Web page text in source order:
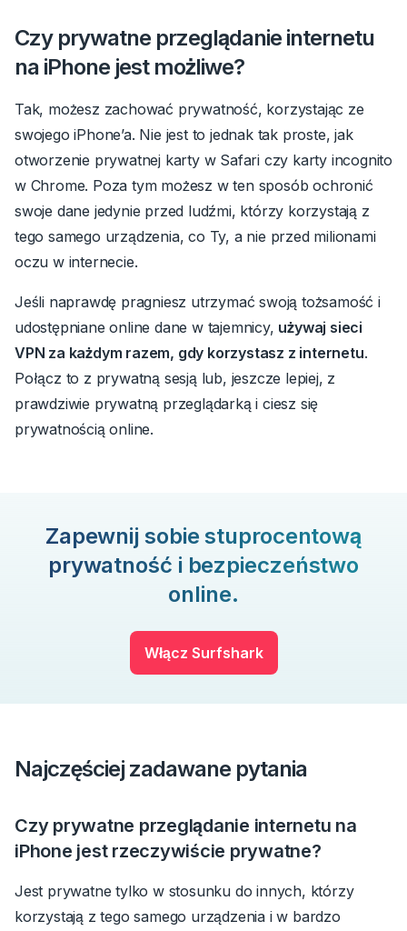
Czy prywatne przeglądanie internetu
na iPhone jest możliwe?
Tak, możesz zachować prywatność, korzystając ze
swojego iPhone’a. Nie jest to jednak tak proste, jak
otworzenie prywatnej karty w Safari czy karty incognito
w Chrome. Poza tym możesz w ten sposób ochronić
swoje dane jedynie przed ludźmi, którzy korzystają z
tego samego urządzenia, co Ty, a nie przed milionami
oczu w internecie.
Jeśli naprawdę pragniesz utrzymać swoją tożsamość i
udostępniane online dane w tajemnicy, używaj sieci
VPN za każdym razem, gdy korzystasz z internetu.
Połącz to z prywatną sesją lub, jeszcze lepiej, z
prawdziwie prywatną przeglądarką i ciesz się
prywatnością online.
Zapewnij sobie stuprocentową
prywatność i bezpieczeństwo
online.
Włącz Surfshark
Najczęściej zadawane pytania
Czyprywatne przeglądanie internetu na
iPhone jestrzeczywiście prywatne?
Jest prywatne tylko w stosunku do innych, którzy
korzystają z tego samego urządzenia i w bardzo